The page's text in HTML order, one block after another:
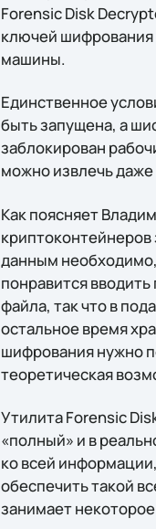
Forensic Disk
ключей шифрования
машины.
Единственное
быть запущена, а
заблокирован
можно извлечь
Как поясняет
данным
понравится
файла, так что в
остальное время
шифрования нужно
теоретическая
Утилита Forensic
«полный» и в
ко всей
обеспечить такой
занимает